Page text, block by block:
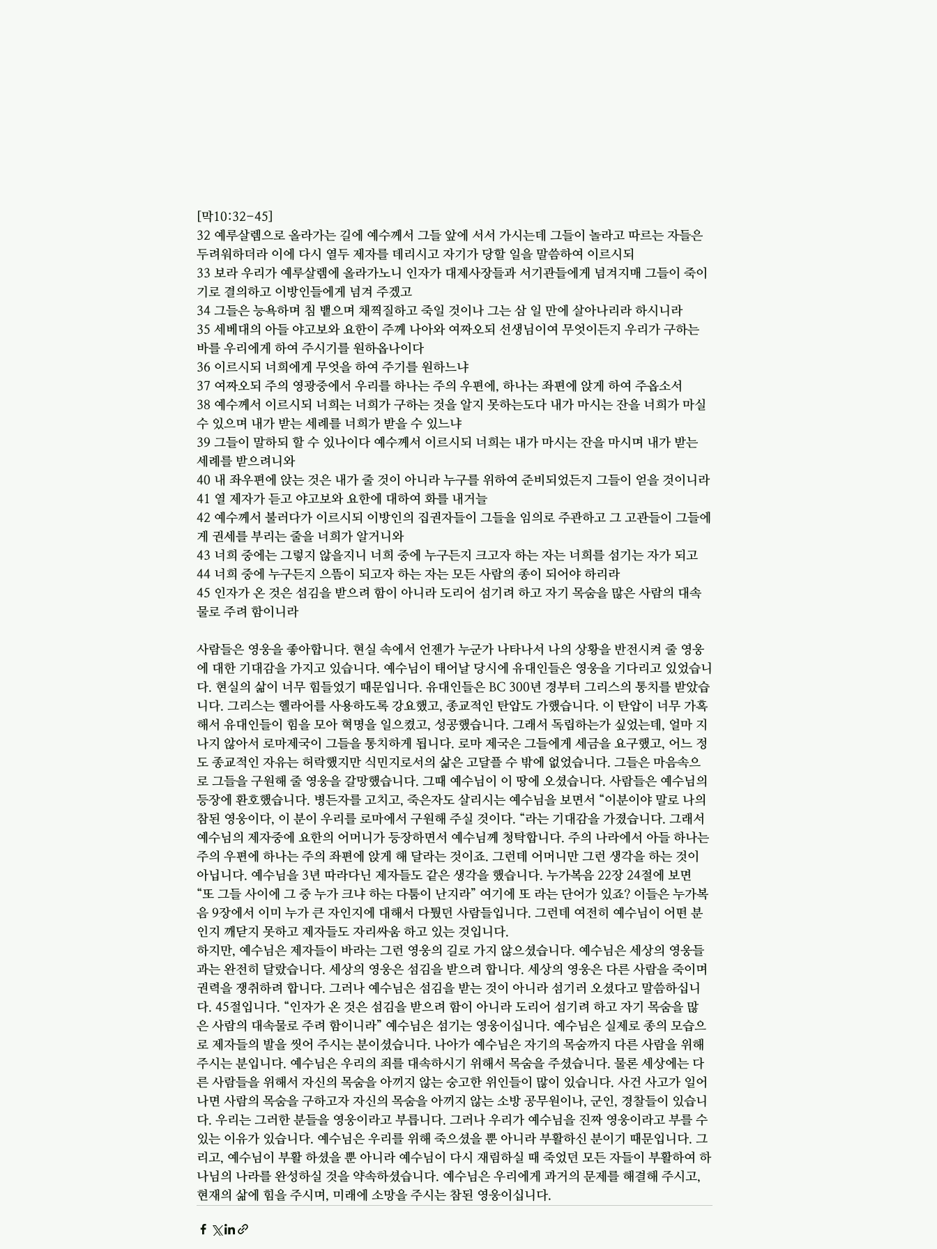
[막10:32-45]
32 예루살렘으로 올라가는 길에 예수께서 그들 앞에 서서 가시는데 그들이 놀라고 따르는 자들은
두려워하더라 이에 다시 열두 제자를 데리시고 자기가 당할 일을 말씀하여 이르시되
33 보라 우리가 예루살렘에 올라가노니 인자가 대제사장들과 서기관들에게 넘겨지매 그들이 죽이
기로 결의하고 이방인들에게 넘겨 주겠고
34 그들은 능욕하며 침 뱉으며 채찍질하고 죽일 것이나 그는 삼 일 만에 살아나리라 하시니라
35 세베대의 아들 야고보와 요한이 주께 나아와 여짜오되 선생님이여 무엇이든지 우리가 구하는
바를 우리에게 하여 주시기를 원하옵나이다
36 이르시되 너희에게 무엇을 하여 주기를 원하느냐
37 여짜오되 주의 영광중에서 우리를 하나는 주의 우편에, 하나는 좌편에 앉게 하여 주옵소서
38 예수께서 이르시되 너희는 너희가 구하는 것을 알지 못하는도다 내가 마시는 잔을 너희가 마실
수 있으며 내가 받는 세례를 너희가 받을 수 있느냐
39 그들이 말하되 할 수 있나이다 예수께서 이르시되 너희는 내가 마시는 잔을 마시며 내가 받는
세례를 받으려니와
40 내 좌우편에 앉는 것은 내가 줄 것이 아니라 누구를 위하여 준비되었든지 그들이 얻을 것이니라
41 열 제자가 듣고 야고보와 요한에 대하여 화를 내거늘
42 예수께서 불러다가 이르시되 이방인의 집권자들이 그들을 임의로 주관하고 그 고관들이 그들에
게 권세를 부리는 줄을 너희가 알거니와
43 너희 중에는 그렇지 않을지니 너희 중에 누구든지 크고자 하는 자는 너희를 섬기는 자가 되고
44 너희 중에 누구든지 으뜸이 되고자 하는 자는 모든 사람의 종이 되어야 하리라
45 인자가 온 것은 섬김을 받으려 함이 아니라 도리어 섬기려 하고 자기 목숨을 많은 사람의 대속
물로 주려 함이니라
사람들은 영웅을 좋아합니다. 현실 속에서 언젠가 누군가 나타나서 나의 상황을 반전시켜 줄 영웅
에 대한 기대감을 가지고 있습니다. 예수님이 태어날 당시에 유대인들은 영웅을 기다리고 있었습니
다. 현실의 삶이 너무 힘들었기 때문입니다. 유대인들은 BC 300년 경부터 그리스의 통치를 받았습
니다. 그리스는 헬라어를 사용하도록 강요했고, 종교적인 탄압도 가했습니다. 이 탄압이 너무 가혹
해서 유대인들이 힘을 모아 혁명을 일으켰고, 성공했습니다. 그래서 독립하는가 싶었는데, 얼마 지
나지 않아서 로마제국이 그들을 통치하게 됩니다. 로마 제국은 그들에게 세금을 요구했고, 어느 정
도 종교적인 자유는 허락했지만 식민지로서의 삶은 고달플 수 밖에 없었습니다. 그들은 마음속으
로 그들을 구원해 줄 영웅을 갈망했습니다. 그때 예수님이 이 땅에 오셨습니다. 사람들은 예수님의
등장에 환호했습니다. 병든자를 고치고, 죽은자도 살리시는 예수님을 보면서 “이분이야 말로 나의
참된 영웅이다, 이 분이 우리를 로마에서 구원해 주실 것이다. “라는 기대감을 가졌습니다. 그래서
예수님의 제자중에 요한의 어머니가 등장하면서 예수님께 청탁합니다. 주의 나라에서 아들 하나는
주의 우편에 하나는 주의 좌편에 앉게 해 달라는 것이죠. 그런데 어머니만 그런 생각을 하는 것이
아닙니다. 예수님을 3년 따라다닌 제자들도 같은 생각을 했습니다. 누가복음 22장 24절에 보면
“또 그들 사이에 그 중 누가 크냐 하는 다툼이 난지라” 여기에 또 라는 단어가 있죠? 이들은 누가복
음 9장에서 이미 누가 큰 자인지에 대해서 다퉜던 사람들입니다. 그런데 여전히 예수님이 어떤 분
인지 깨닫지 못하고 제자들도 자리싸움 하고 있는 것입니다.
하지만, 예수님은 제자들이 바라는 그런 영웅의 길로 가지 않으셨습니다. 예수님은 세상의 영웅들
과는 완전히 달랐습니다. 세상의 영웅은 섬김을 받으려 합니다. 세상의 영웅은 다른 사람을 죽이며
권력을 쟁취하려 합니다. 그러나 예수님은 섬김을 받는 것이 아니라 섬기러 오셨다고 말씀하십니
다. 45절입니다. “인자가 온 것은 섬김을 받으려 함이 아니라 도리어 섬기려 하고 자기 목숨을 많
은 사람의 대속물로 주려 함이니라” 예수님은 섬기는 영웅이십니다. 예수님은 실제로 종의 모습으
로 제자들의 발을 씻어 주시는 분이셨습니다. 나아가 예수님은 자기의 목숨까지 다른 사람을 위해
주시는 분입니다. 예수님은 우리의 죄를 대속하시기 위해서 목숨을 주셨습니다. 물론 세상에는 다
른 사람들을 위해서 자신의 목숨을 아끼지 않는 숭고한 위인들이 많이 있습니다. 사건 사고가 일어
나면 사람의 목숨을 구하고자 자신의 목숨을 아끼지 않는 소방 공무원이나, 군인, 경찰들이 있습니
다. 우리는 그러한 분들을 영웅이라고 부릅니다. 그러나 우리가 예수님을 진짜 영웅이라고 부를 수
있는 이유가 있습니다. 예수님은 우리를 위해 죽으셨을 뿐 아니라 부활하신 분이기 때문입니다. 그
리고, 예수님이 부활 하셨을 뿐 아니라 예수님이 다시 재림하실 때 죽었던 모든 자들이 부활하여 하
나님의 나라를 완성하실 것을 약속하셨습니다. 예수님은 우리에게 과거의 문제를 해결해 주시고,
현재의 삶에 힘을 주시며, 미래에 소망을 주시는 참된 영웅이십니다.